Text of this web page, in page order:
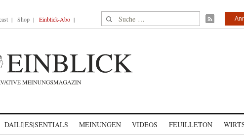
Shop Einblick-Abo Suche nach:
DAILI|ES|SENTIALS MEINUNGEN VIDEOS FEUILLETON